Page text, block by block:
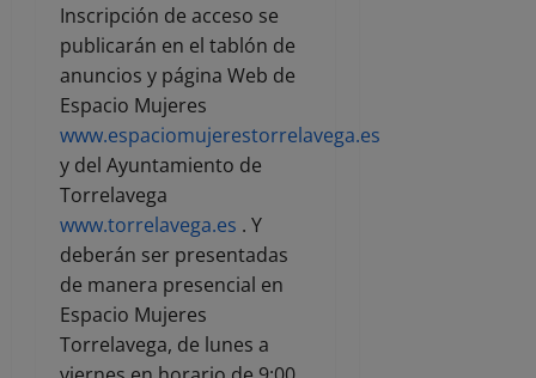
Inscripción de acceso se
publicarán en el tablón de
anuncios y página Web de
Espacio Mujeres
www.espaciomujerestorrelavega.es
y del Ayuntamiento de
Torrelavega
www.torrelavega.es . Y
deberán ser presentadas
de manera presencial en
Espacio Mujeres
Torrelavega, de lunes a